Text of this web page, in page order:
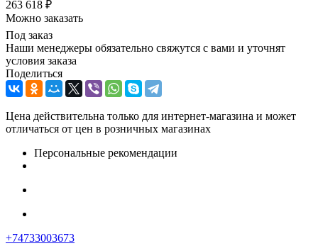
263 618 ₽
Можно заказать
Под заказ
Наши менеджеры обязательно свяжутся с вами и уточнят
условия заказа
Поделиться
Цена действительна только для интернет-магазина и может
отличаться от цен в розничных магазинах
Персональные рекомендации
+74733003673